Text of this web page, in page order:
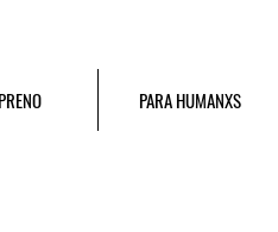
PARA HUMANXS